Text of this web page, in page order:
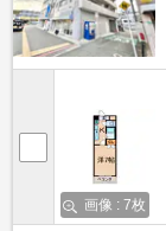
画像 : 7枚